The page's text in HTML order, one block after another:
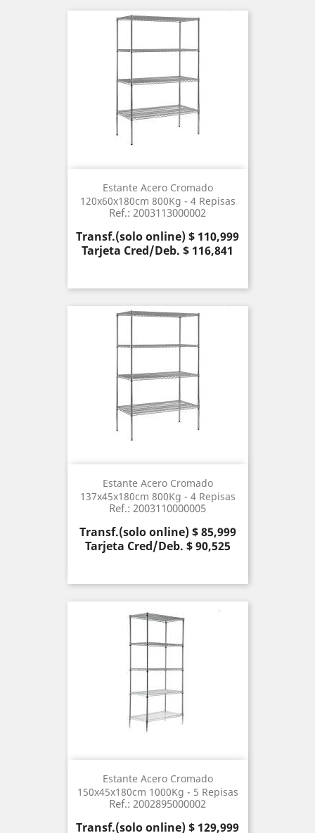
Estante Acero Cromado
120x60x180cm 800Kg - 4 Repisas
Ref.: 2003113000002
Precio
Transf.(solo online) $ 110,999
Tarjeta Cred/Deb. $ 116,841
Estante Acero Cromado
137x45x180cm 800Kg - 4 Repisas
Ref.: 2003110000005
Precio
Transf.(solo online) $ 85,999
Tarjeta Cred/Deb. $ 90,525
Estante Acero Cromado
150x45x180cm 1000Kg - 5 Repisas
Ref.: 2002895000002
Precio
Transf.(solo online) $ 129,999